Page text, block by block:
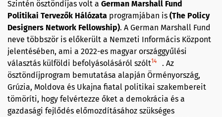
Szintén ösztöndíjas volt a German Marshall Fund
Politikai Tervezők Hálózata programjában is (The Policy
Designers Network Fellowship). A German Marshall Fund
neve többször is előkerült a Nemzeti Informácis Központ
jelentésében, ami a 2022-es magyar országgyűlési
választás külföldi befolyásolásáról szólt14
. Az
ösztöndíjprogram bemutatása alapján Örményország,
Grúzia, Moldova és Ukajna fiatal politikai szakembereit
tömöríti, hogy felvértezze őket a demokrácia és a
gazdasági fejlődés előmozdításához szükséges